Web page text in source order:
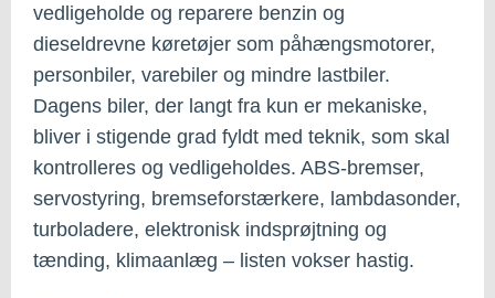
vedligeholde og reparere benzin og
dieseldrevne køretøjer som påhængsmotorer,
personbiler, varebiler og mindre lastbiler.
Dagens biler, der langt fra kun er mekaniske,
bliver i stigende grad fyldt med teknik, som skal
kontrolleres og vedligeholdes. ABS-bremser,
servostyring, bremseforstærkere, lambdasonder,
turboladere, elektronisk indsprøjtning og
tænding, klimaanlæg – listen vokser hastig.